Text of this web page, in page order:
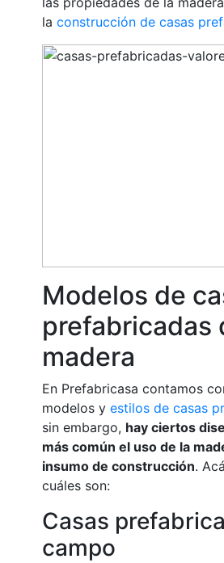
la construcción de casas
Modelos de
prefabricadas
madera
En Prefabricasa contamos
modelos y estilos de casas
sin embargo, hay ciertos
más común el uso de la
insumo de construcción.
cuáles son:
Casas
campo